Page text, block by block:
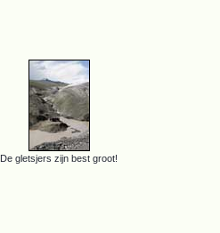
De gletsjers zijn best groot!